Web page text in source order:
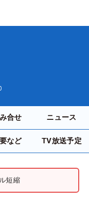
合せ ニュース
など TV放送予定
短縮